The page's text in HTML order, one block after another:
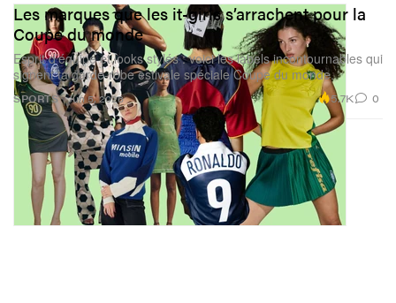
SPORTS
Les marques que les it-girls s’arrachent pour la
Coupe du monde
Esprit d’équipe et looks stylés : voici les labels incontournables qui
signent ta garde‑robe estivale spéciale Coupe du monde.
Jun 5, 2026 5.7K 0